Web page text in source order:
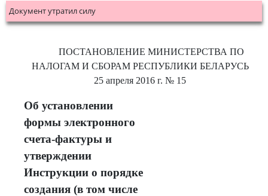
Документ утратил силу
ПОСТАНОВЛЕНИЕ МИНИСТЕРСТВА ПО
НАЛОГАМ И СБОРАМ РЕСПУБЛИКИ БЕЛАРУСЬ
25 апреля 2016 г. № 15
Об установлении
формы электронного
счета-фактуры и
утверждении
Инструкции о порядке
создания (в том числе